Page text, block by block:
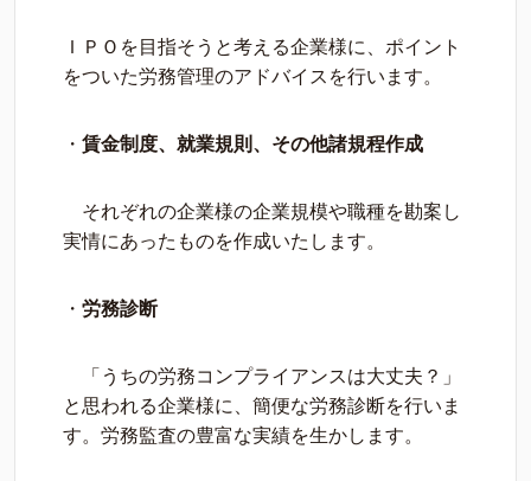
ＩＰＯを目指そうと考える企業様に、ポイント
をついた労務管理のアドバイスを行います。
・ 賃金制度、就業規則、その他諸規程作成
それぞれの企業様の企業規模や職種を勘案し
実情にあったものを作成いたします。
・ 労務診断
「うちの労務コンプライアンスは大丈夫？」
と思われる企業様に、簡便な労務診断を行いま
す。労務監査の豊富な実績を生かします。